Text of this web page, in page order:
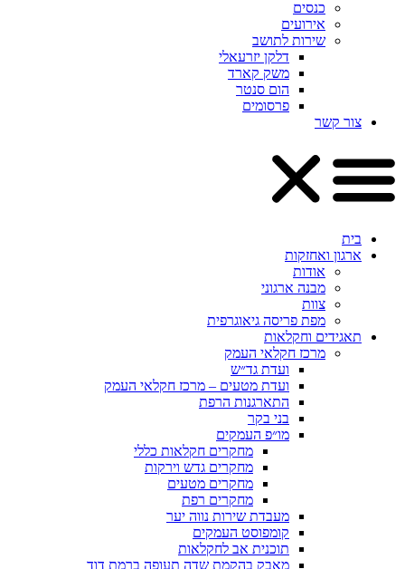
כנסים
אירועים
שירות לתושב
דלקן יזרעאלי
משק קארד
הום סנטר
פרסומים
צור קשר
בית
ארגון ואחזקות
אודות
מבנה ארגוני
צוות
מפת פריסה גיאוגרפית
תאגידים וחקלאות
מרכז חקלאי העמק
ועדת גד״ש
ועדת מטעים – מרכז חקלאי העמק
התארגנות הרפת
בני בקר
מו״פ העמקים
מחקרים חקלאות כללי
מחקרים גדש וירקות
מחקרים מטעים
מחקרים רפת
מעבדת שירות נווה יער
קומפוסט העמקים
תוכנית אב לחקלאות
מאבק בהקמת שדה תעופה ברמת דוד